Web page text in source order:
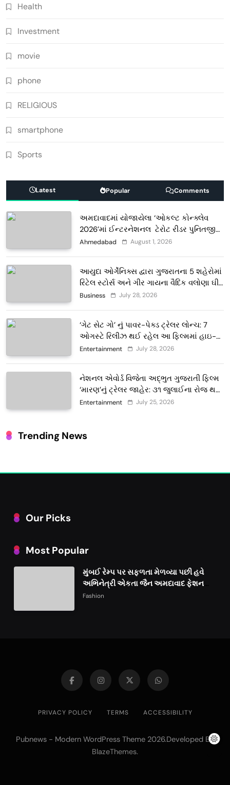
Health
Investment
movie
phone
RELIGIOUS
smartphone
Sports
Latest Popular Comments
અમદાવાદમાં યોજાયેલા ‘ઓકલ્ટ કોન્ક્લેવ
2026’માં ઈન્ટરનેશનલ ટેરોટ રીડર પુનિતજી
લુલ્લા એ ટેરોટ કાર્ડ રીડિંગ અંગે માહિતી આપી
Ahmedabad August 1, 2026
આયુદા ઓર્ગેનિક્સ દ્વારા ગુજરાતના 5 શહેરોમાં
રિટેલ સ્ટોર્સ અને ગીર ગાયના વૈદિક વલોણા ઘી-
દૂધની શુદ્ધ સેવાઓ સાથે વ્યાપક વિસ્તરણ
Business July 28, 2026
‘ગેટ સેટ ગો’ નું પાવર-પેક્ડ ટ્રેલર લોન્ચ: 7
ઓગસ્ટે રિલીઝ થઈ રહેલ આ ફિલ્મમાં હાઇ-
ટેક VFX જોવા મળશે
Entertainment July 28, 2026
નેશનલ એવોર્ડ વિજેતા અદ્ભુત ગુજરાતી ફિલ્મ
‘મારણ’નું ટ્રેલર જાહેર: ૩૧ જુલાઈના રોજ થશે
થિયેટરોમાં રિલીઝ
Entertainment July 25, 2026
Trending News
Our Picks
Most Popular
મુંબઈ રેમ્પ પર સફળતા મેળવ્યા પછી હવે
અભિનેત્રી એકતા જૈન અમદાવાદ ફેશન
વીકમાં પોતાની પ્રતિભા પ્રદર્શિત કરશે
Fashion
PRIVACY POLICY TERMS ACCESSIBILITY
Pubnews - Modern WordPress Theme 2026.Developed By
BlazeThemes.